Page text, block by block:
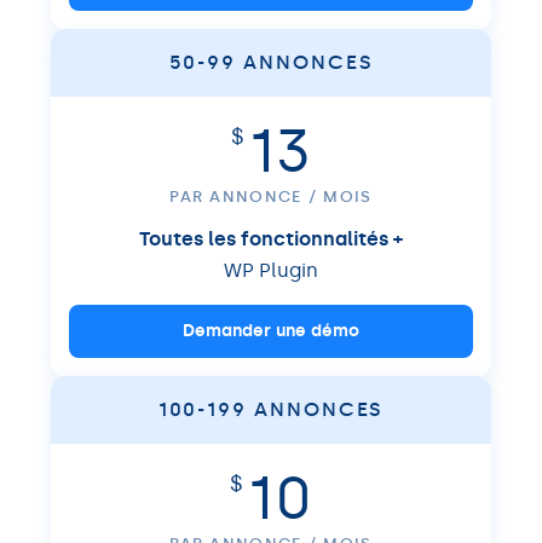
50-99 ANNONCES
$ 13
PAR ANNONCE / MOIS
Toutes les fonctionnalités +
WP Plugin
Demander une démo
100-199 ANNONCES
$ 10